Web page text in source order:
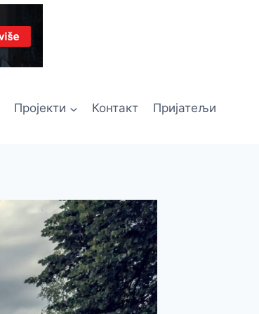
Пројекти Контакт Пријатељи